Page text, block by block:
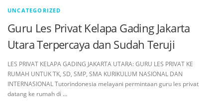
UNCATEGORIZED
Guru Les Privat Kelapa Gading Jakarta
Utara Terpercaya dan Sudah Teruji
LES PRIVAT KELAPA GADING JAKARTA UTARA: GURU LES PRIVAT KE
RUMAH UNTUK TK, SD, SMP, SMA KURIKULUM NASIONAL DAN
INTERNASIONAL Tutorindonesia melayani permintaan guru les privat
datang ke rumah di …